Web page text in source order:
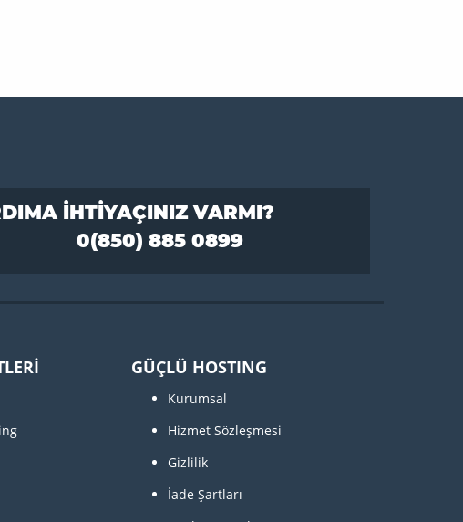
IHTIYAÇINIZ VARMI?
0(850) 885 0899
GÜÇLÜ HOSTING
Kurumsal
Hizmet Sözleşmesi
Gizlilik
İade Şartları